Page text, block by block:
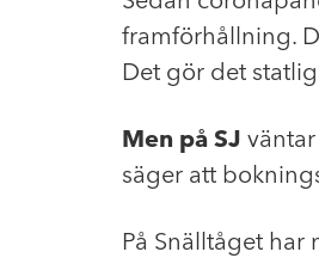
framförhållning.
Det gör det
Men på SJ
säger att
På Snälltåget